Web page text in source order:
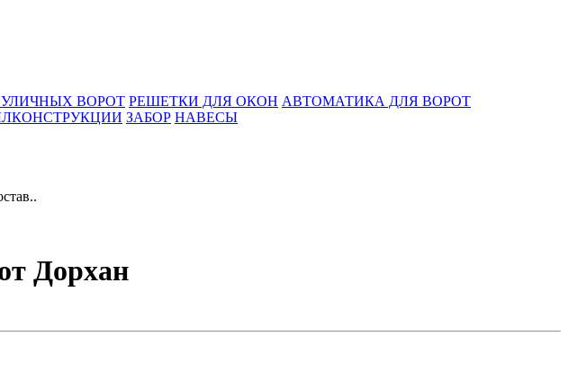
ВОРОТ РЕШЕТКИ ДЛЯ ОКОН АВТОМАТИКА ДЛЯ ВОРОТ
ЗАБОР НАВЕСЫ
Дорхан